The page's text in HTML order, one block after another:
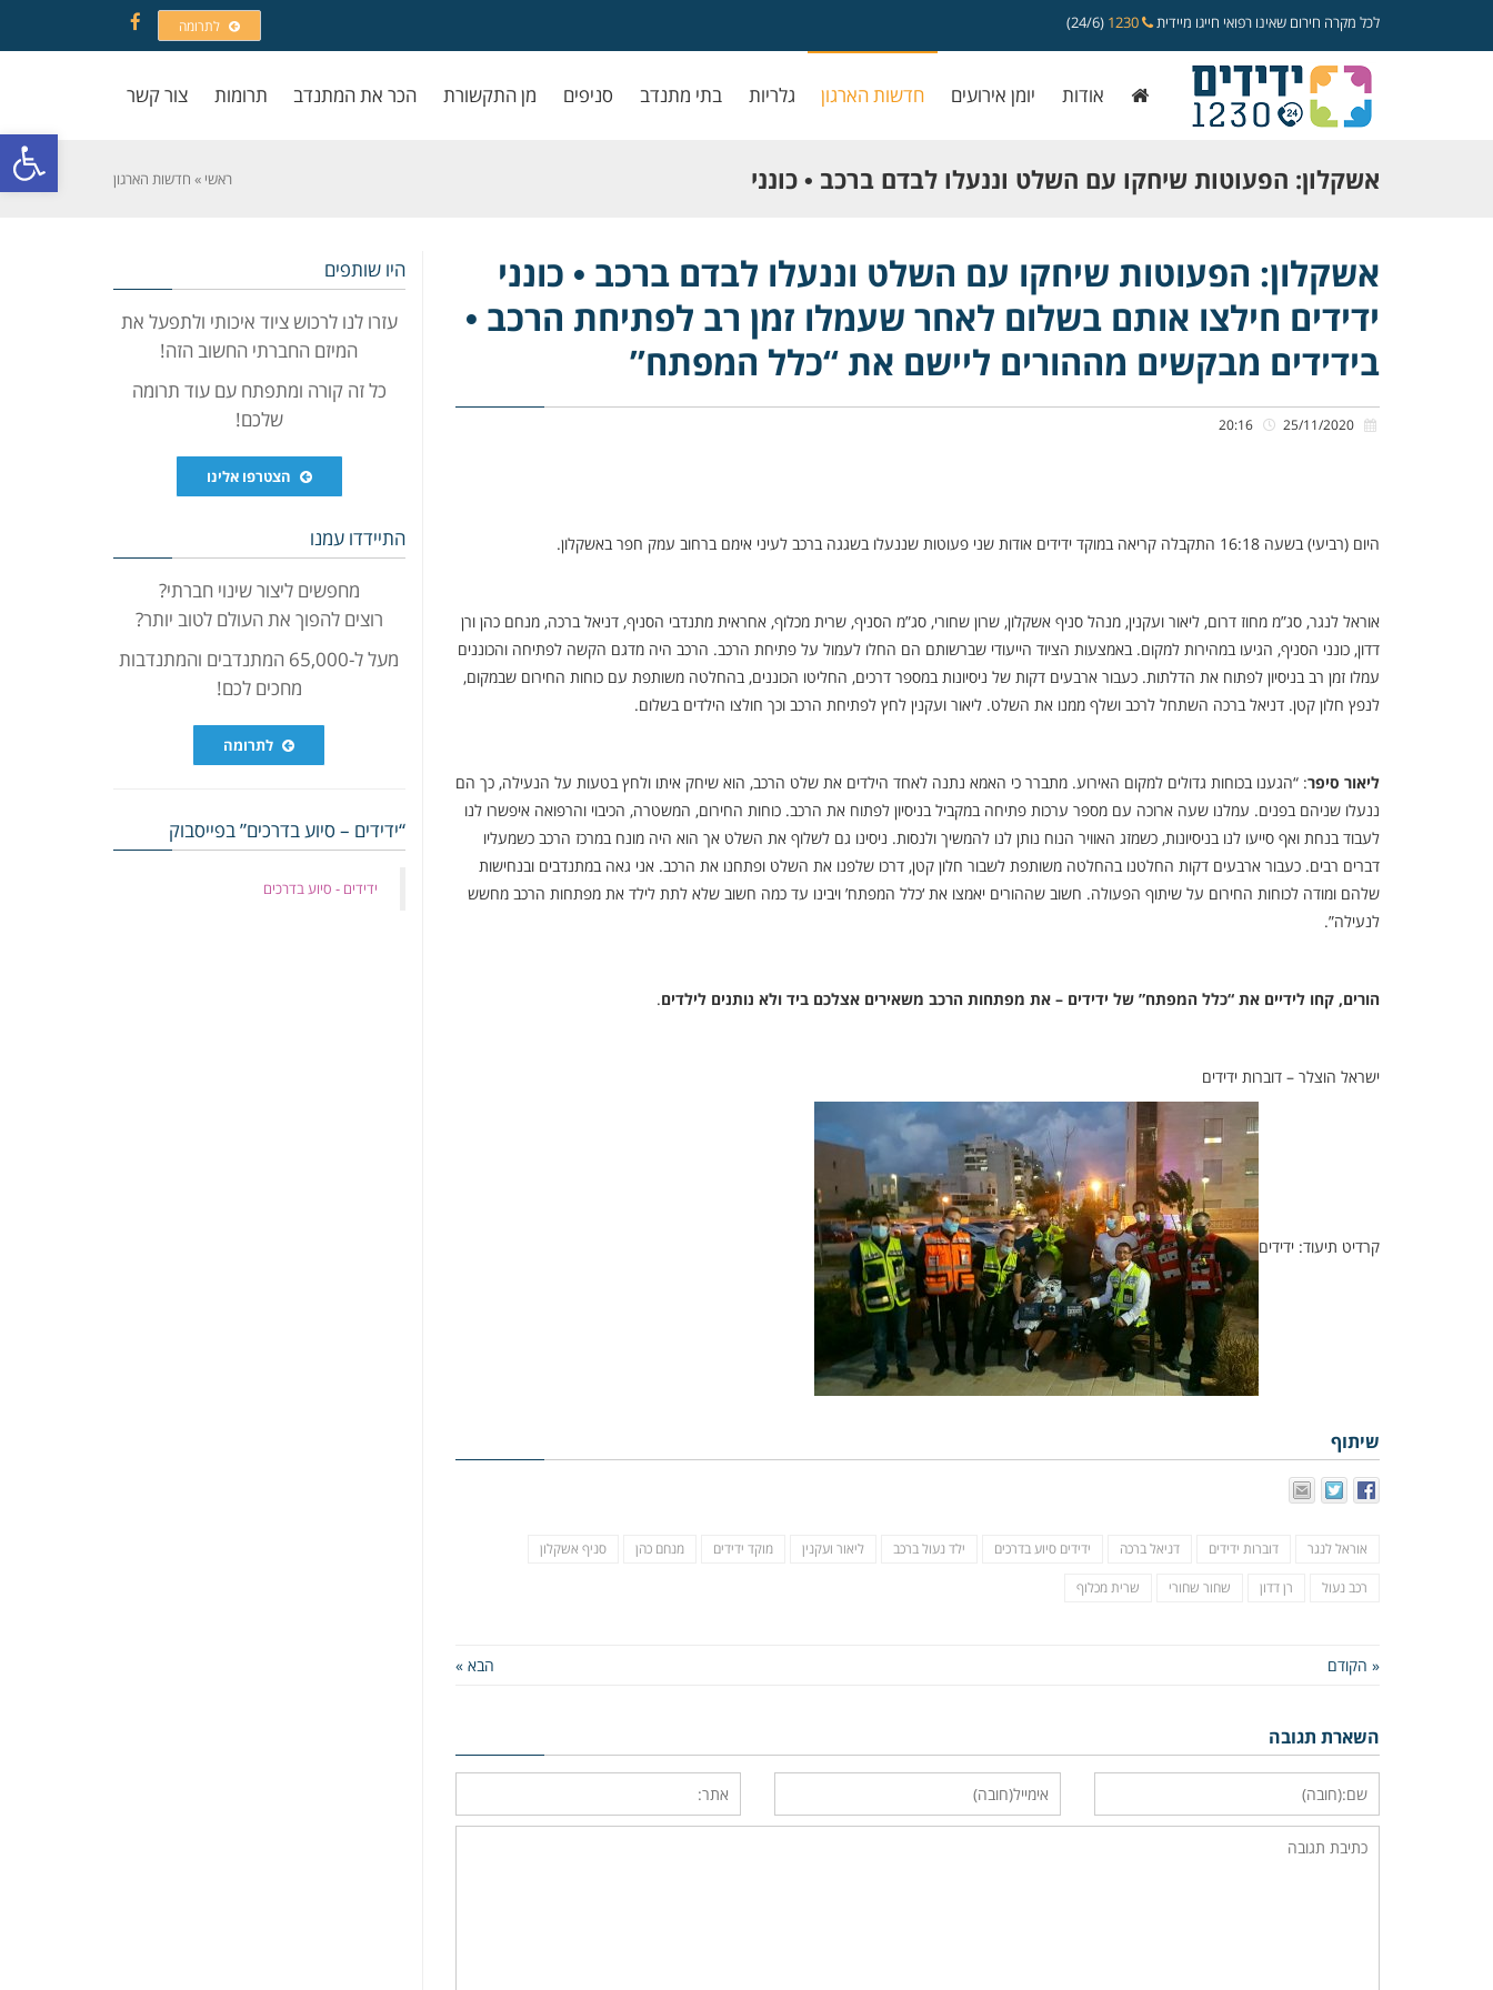
פתח
לכל מקרה חירום שאינו רפואי חייגו מיידית (24/6) לתרומה
Facebook
אודות יומן אירועים חדשות הארגון גלריות בתי מתנדב סניפים מן התקשורת הכר את המתנדב תרומות צור קשר
אשקלון: הפעוטות שיחקו עם השלט וננעלו לבדם ברכב • כונני
ידידים חילצו אותם בשלום לאחר שעמלו זמן רב לפתיחת
הרכב • בידידים מבקשים מההורים ליישם את “כלל המפתח”
ראשי » חדשות הארגון
אשקלון: הפעוטות שיחקו עם השלט וננעלו לבדם ברכב • כונני
ידידים חילצו אותם בשלום לאחר שעמלו זמן רב לפתיחת הרכב •
בידידים מבקשים מההורים ליישם את “כלל המפתח”
היום (רביעי) בשעה 16:18 התקבלה קריאה במוקד ידידים אודות שני פעוטות שננעלו בשגגה ברכב לעיני אימם ברחוב עמק חפר באשקלון.
אוראל לנגר, סג”מ מחוז דרום, ליאור ועקנין, מנהל סניף אשקלון, שרון שחורי, סג”מ הסניף, שרית מכלוף, אחראית מתנדבי הסניף, דניאל ברכה, מנחם כהן ורן
דדון, כונני הסניף, הגיעו במהירות למקום. באמצעות הציוד הייעודי שברשותם הם החלו לעמול על פתיחת הרכב. הרכב היה מדגם הקשה לפתיחה והכוננים
עמלו זמן רב בניסיון לפתוח את הדלתות. כעבור ארבעים דקות של ניסיונות במספר דרכים, החליטו הכוננים, בהחלטה משותפת עם כוחות החירום שבמקום,
לנפץ חלון קטן. דניאל ברכה השתחל לרכב ושלף ממנו את השלט. ליאור ועקנין לחץ לפתיחת הרכב וכך חולצו הילדים בשלום.
ליאור סיפר: “הגענו בכוחות גדולים למקום האירוע. מתברר כי האמא נתנה לאחד הילדים את שלט הרכב, הוא שיחק איתו ולחץ בטעות על הנעילה, כך הם
ננעלו שניהם בפנים. עמלנו שעה ארוכה עם מספר ערכות פתיחה במקביל בניסיון לפתוח את הרכב. כוחות החירום, המשטרה, הכיבוי והרפואה איפשרו לנו
לעבוד בנחת ואף סייעו לנו בניסיונות, כשמזג האוויר הנוח נותן לנו להמשיך ולנסות. ניסינו גם לשלוף את השלט אך הוא היה מונח במרכז הרכב כשמעליו
דברים רבים. כעבור ארבעים דקות החלטנו בהחלטה משותפת לשבור חלון קטן, דרכו שלפנו את השלט ופתחנו את הרכב. אני גאה במתנדבים ובנחישות
שלהם ומודה לכוחות החירום על שיתוף הפעולה. חשוב שההורים יאמצו את ‘כלל המפתח’ ויבינו עד כמה חשוב שלא לתת לילד את מפתחות הרכב מחשש
לנעילה”.
הורים, קחו לידיים את “כלל המפתח” של ידידים – את מפתחות הרכב משאירים אצלכם ביד ולא נותנים לילדים.
ישראל הוצלר – דוברות ידידים
קרדיט תיעוד: ידידים
שיתוף
אוראל לנגר דוברות ידידים דניאל ברכה ידידים סיוע בדרכים ילד נעול ברכב ליאור ועקנין מוקד ידידים מנחם כהן סניף אשקלון
רכב נעול רן דדון שחור שחורי שרית מכלוף
« הקודם הבא »
השארת תגובה
היו שותפים
עזרו לנו לרכוש ציוד איכותי ולתפעל את
המיזם החברתי החשוב הזה!
כל זה קורה ומתפתח עם עוד תרומה
שלכם!
הצטרפו אלינו
התיידדו עמנו
מחפשים ליצור שינוי חברתי?
רוצים להפוך את העולם לטוב יותר?
מעל ל-65,000 המתנדבים והמתנדבות
מחכים לכם!
לתרומה
“ידידים – סיוע בדרכים” בפייסבוק
‏ידידים - סיוע בדרכים